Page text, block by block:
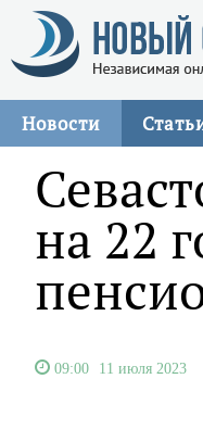
Новости
на 22
09:00 11 июля 2023